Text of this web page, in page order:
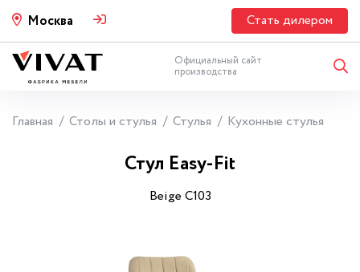
Москва Стать дилером
Официальный сайт
производства
Главная Столы и стулья Стулья Кухонные стулья
Стул Easy-Fit
Beige С103